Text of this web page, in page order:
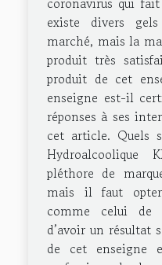
existe divers
marché, mais la
produit très
produit de cet
enseigne est-il
réponses à ses
cet article. Quels
Hydroalcoolique
pléthore de
mais il faut
comme celui de
d’avoir un résultat
de cet enseigne